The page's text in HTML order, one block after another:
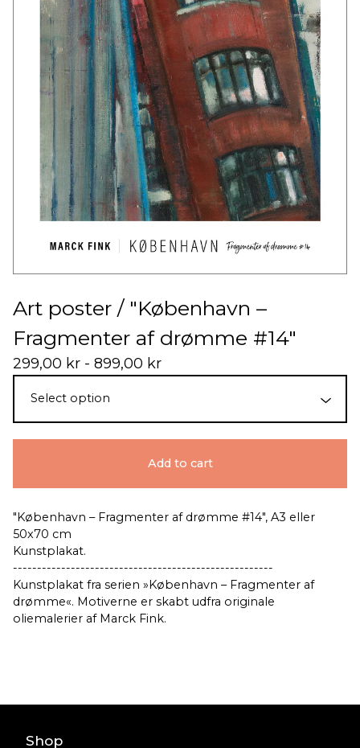
Art poster / "København –
Fragmenter af drømme #14"
299,00 kr - 899,00 kr
Add to cart
"København – Fragmenter af drømme #14", A3 eller
50x70 cm
Kunstplakat.
------------------------------------------------------
Kunstplakat fra serien »København – Fragmenter af
drømme«. Motiverne er skabt udfra originale
oliemalerier af Marck Fink.
Shop